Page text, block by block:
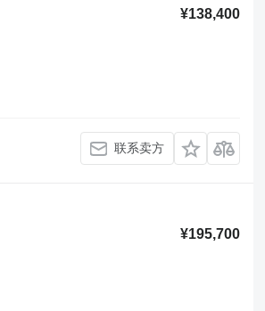
¥138,400
联系卖方
¥195,700